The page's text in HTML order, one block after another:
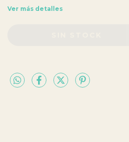
Ver más detalles